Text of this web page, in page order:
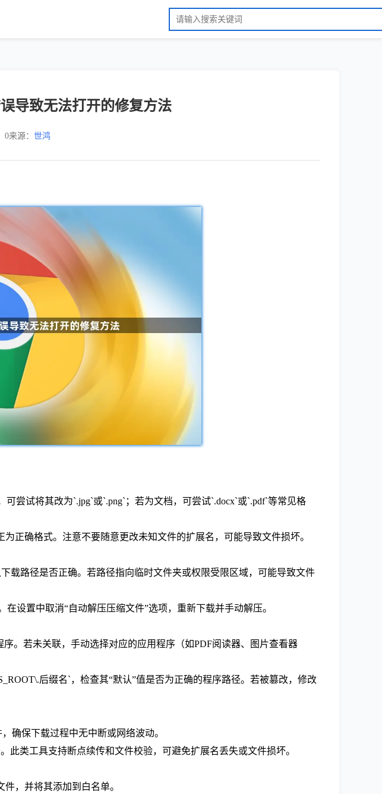
导致无法打开的修复方法
0来源： 世鸿
尝试将其改为`.jpg`或`.png`；若为文档，可尝试`.docx`或`.pdf`等常见格
正确格式。注意不要随意更改未知文件的扩展名，可能导致文件损坏。
载路径是否正确。若路径指向临时文件夹或权限受限区域，可能导致文件
设置中取消“自动解压压缩文件”选项，重新下载并手动解压。
。若未关联，手动选择对应的应用程序（如PDF阅读器、图片查看器
后缀名`，检查其“默认”值是否为正确的程序路径。若被篡改，修改
确保下载过程中无中断或网络波动。
此类工具支持断点续传和文件校验，可避免扩展名丢失或文件损坏。
，并将其添加到白名单。